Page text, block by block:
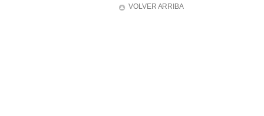
VOLVER ARRIBA